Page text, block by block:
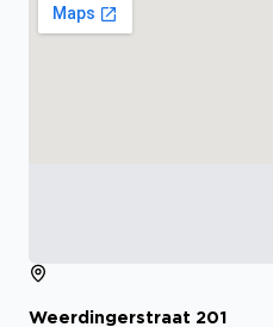
Weerdingerstraat 201